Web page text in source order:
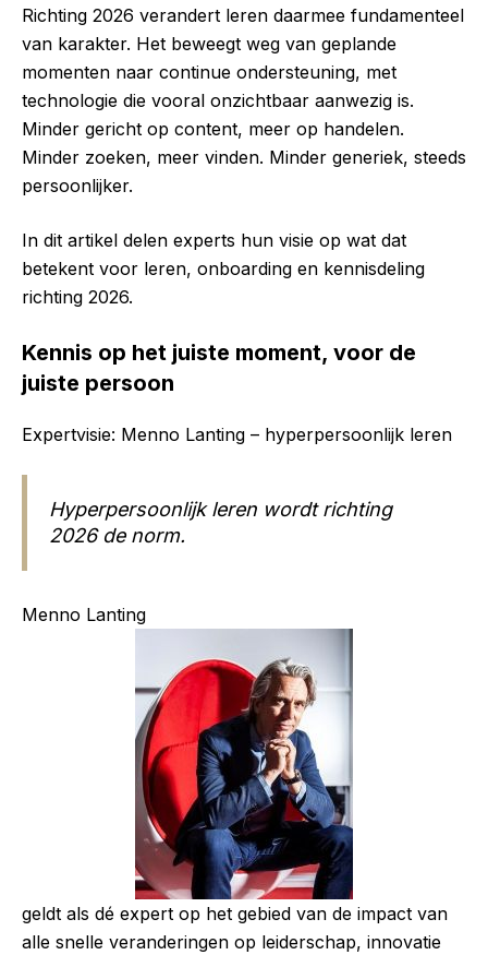
Richting 2026 verandert leren daarmee fundamenteel
van karakter. Het beweegt weg van geplande
momenten naar continue ondersteuning, met
technologie die vooral onzichtbaar aanwezig is.
Minder gericht op content, meer op handelen.
Minder zoeken, meer vinden. Minder generiek, steeds
persoonlijker.
In dit artikel delen experts hun visie op wat dat
betekent voor leren, onboarding en kennisdeling
richting 2026.
Kennis op het juiste moment, voor de
juiste persoon
Expertvisie: Menno Lanting – hyperpersoonlijk leren
Hyperpersoonlijk leren wordt richting
2026 de norm.
Menno Lanting
geldt als dé expert op het gebied van de impact van
alle snelle veranderingen op leiderschap, innovatie